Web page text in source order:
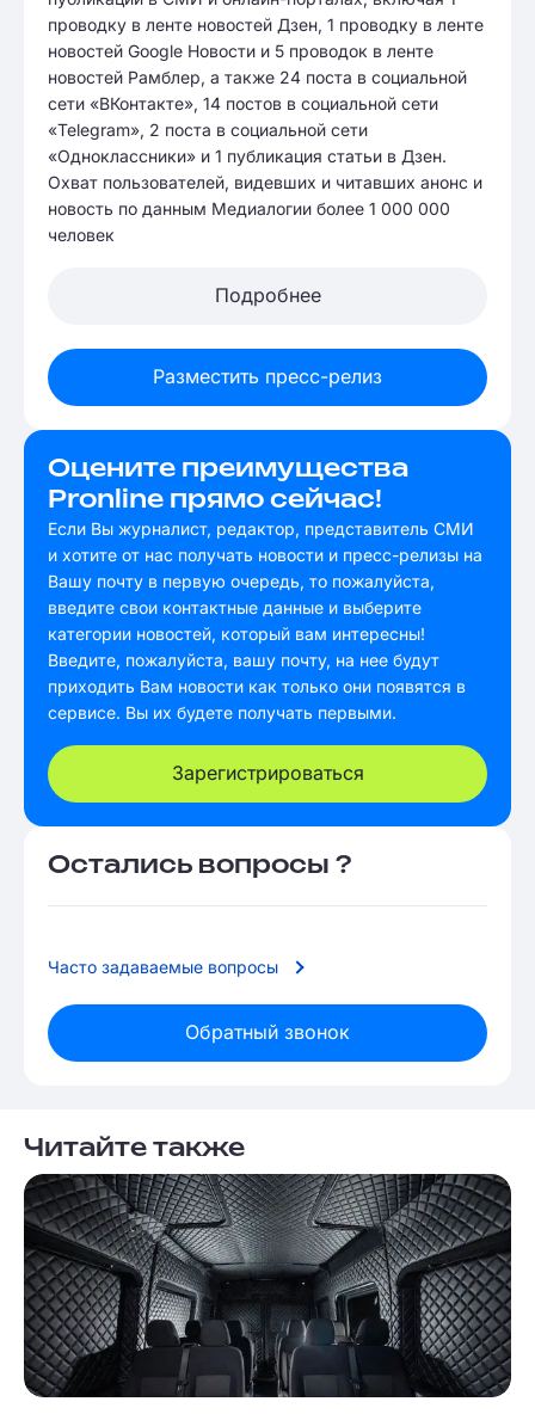
проводку в ленте новостей Дзен, 1 проводку в ленте
новостей Google Новости и 5 проводок в ленте
новостей Рамблер, а также 24 поста в социальной
сети «ВКонтакте», 14 постов в социальной сети
«Telegram», 2 поста в социальной сети
«Одноклассники» и 1 публикация статьи в Дзен.
Охват пользователей, видевших и читавших анонс и
новость по данным Медиалогии более 1 000 000
человек
Подробнее
Разместить пресс-релиз
Оцените преимущества
Pronline прямо сейчас!
Если Вы журналист, редактор, представитель СМИ
и хотите от нас получать новости и пресс-релизы на
Вашу почту в первую очередь, то пожалуйста,
введите свои контактные данные и выберите
категории новостей, который вам интересны!
Введите, пожалуйста, вашу почту, на нее будут
приходить Вам новости как только они появятся в
сервисе. Вы их будете получать первыми.
Зарегистрироваться
Остались вопросы ?
Часто задаваемые вопросы
Обратный звонок
Читайте также